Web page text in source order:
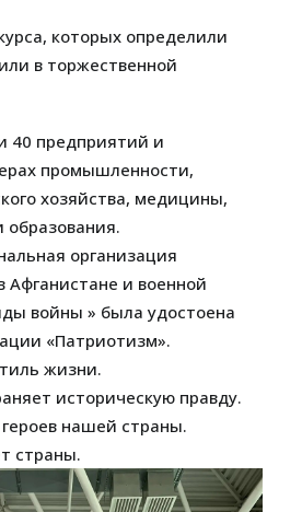
которых определили
в торжественной
40 предприятий и
промышленности,
хозяйства, медицины,
образования.
организация
и военной
войны » была удостоена
«Патриотизм».
жизни.
историческую правду.
нашей страны.
страны.